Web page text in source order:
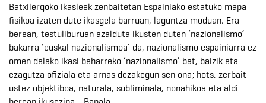
Batxilergoko ikasleek zenbaitetan Espainiako estatuko mapa
fisikoa izaten dute ikasgela barruan, laguntza moduan. Era
berean, testuliburuan azalduta ikusten duten ‘nazionalismo’
bakarra ‘euskal nazionalismoa’ da, nazionalismo espainiarra ez
omen delako ikasi beharreko ‘nazionalismo’ bat, baizik eta
ezagutza ofiziala eta arnas dezakegun sen ona; hots, zerbait
ustez objektiboa, naturala, subliminala, nonahikoa eta aldi